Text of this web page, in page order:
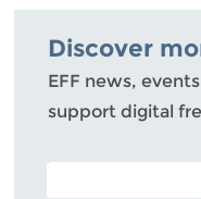
Bluesky
Discover
EFF news,
support digital
POSTAL CODE